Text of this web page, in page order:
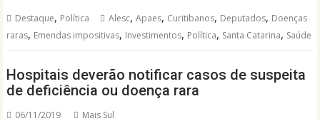
Destaque, Política Alesc,Apaes, Curitibanos, Deputados, Doenças
raras, Emendas impositivas, Investimentos, Política, Santa Catarina, Saúde
Hospitais deverão notificar casos de suspeita
de deficiência ou doença rara
06/11/2019 Mais Sul